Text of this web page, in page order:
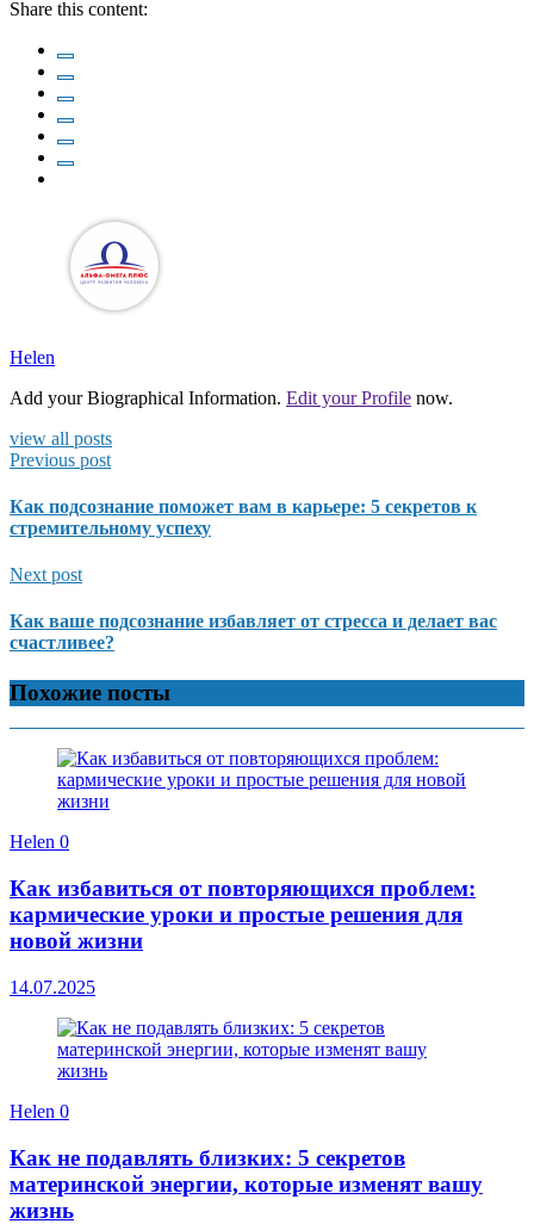
Share this content:
Helen
Add your Biographical Information. Edit your Profile now.
view all posts
Previous post
Как подсознание поможет вам в карьере: 5 секретов к
стремительному успеху
Next post
Как ваше подсознание избавляет от стресса и делает вас
счастливее?
Похожие посты
Helen 0
Как избавиться от повторяющихся проблем:
кармические уроки и простые решения для
новой жизни
14.07.2025
Helen 0
Как не подавлять близких: 5 секретов
материнской энергии, которые изменят вашу
жизнь